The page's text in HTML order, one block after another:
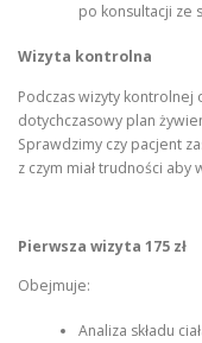
po konsultacji ze
Wizyta kontrolna
Podczas wizyty kontrolnej
dotychczasowy plan
Sprawdzimy czy pacjent
z czym miał trudności
Pierwsza wizyta 175 zł
Obejmuje:
Analiza składu